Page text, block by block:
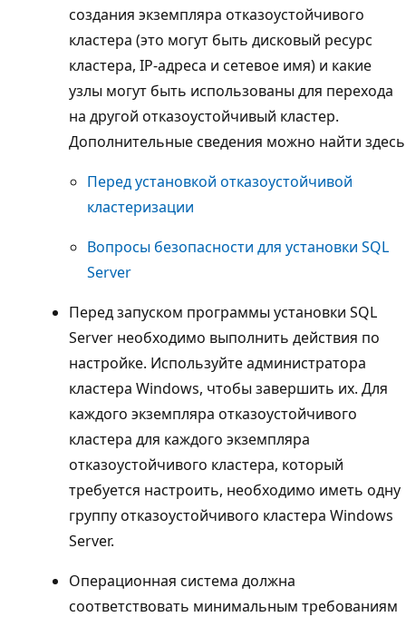
создания экземпляра отказоустойчивого
кластера (это могут быть дисковый ресурс
кластера, IP-адреса и сетевое имя) и какие
узлы могут быть использованы для перехода
на другой отказоустойчивый кластер.
Дополнительные сведения можно найти здесь
Перед установкой отказоустойчивой
кластеризации
Вопросы безопасности для установки SQL
Server
Перед запуском программы установки SQL
Server необходимо выполнить действия по
настройке. Используйте администратора
кластера Windows, чтобы завершить их. Для
каждого экземпляра отказоустойчивого
кластера для каждого экземпляра
отказоустойчивого кластера, который
требуется настроить, необходимо иметь одну
группу отказоустойчивого кластера Windows
Server.
Операционная система должна
соответствовать минимальным требованиям